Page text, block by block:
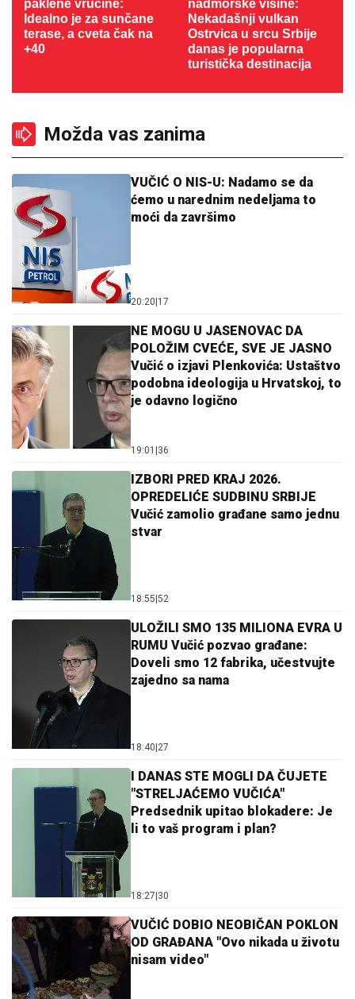
paklene vrućine:
Idealno je za sunčane
terase, a cveta čak na
+40
nadmorske visine:
Nekadašnji vulkan
Ostrvica u srcu Srbije
danas je popularna
turistička destinacija
Možda vas zanima
VUČIĆ O NIS-U: Nadamo se da
ćemo u narednim nedeljama to
moći da završimo
20:20 17
NE MOGU U JASENOVAC DA
POLOŽIM CVEĆE, SVE JE JASNO
Vučić o izjavi Plenkovića: Ustaštvo
podobna ideologija u Hrvatskoj, to
je odavno logično
19:01 36
IZBORI PRED KRAJ 2026.
OPREDELIĆE SUDBINU SRBIJE
Vučić zamolio građane samo jednu
stvar
18:55 52
ULOŽILI SMO 135 MILIONA EVRA U
RUMU Vučić pozvao građane:
Doveli smo 12 fabrika, učestvujte
zajedno sa nama
18:40 27
I DANAS STE MOGLI DA ČUJETE
"STRELJAĆEMO VUČIĆA"
Predsednik upitao blokadere: Je
li to vaš program i plan?
18:27 30
VUČIĆ DOBIO NEOBIČAN POKLON
OD GRAĐANA "Ovo nikada u životu
nisam video"